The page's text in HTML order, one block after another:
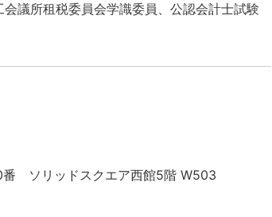
議所租税委員会学識委員、公認会計士試験
番 ソリッドスクエア西館5階 W503